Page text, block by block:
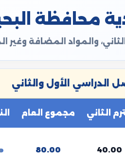
البحيرة
والمواد المضافة
الأول والثاني
الثاني مجموع العام
40.00
80.00